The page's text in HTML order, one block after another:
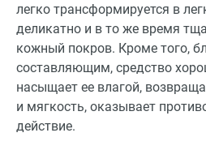
легко трансформируется в
деликатно и в то же время
кожный покров. Кроме того,
составляющим, средство
насыщает ее влагой,
и мягкость, оказывает
действие.